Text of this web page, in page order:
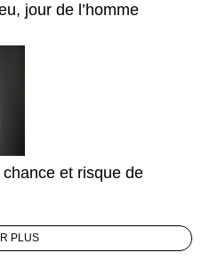
jour de l’homme
et risque de
PLUS